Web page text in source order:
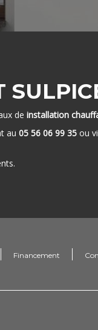
de installation
au 05 56 06 99 35 ou
Financement